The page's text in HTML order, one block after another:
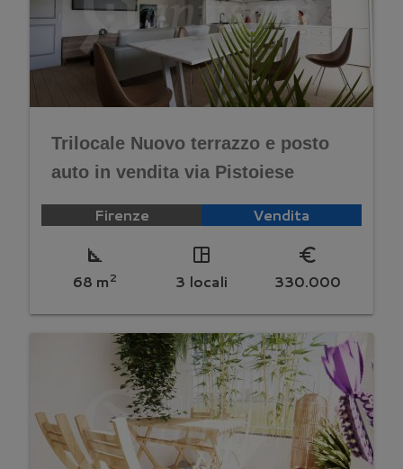
Trilocale Nuovo terrazzo e posto
auto in vendita via Pistoiese
Firenze Vendita
square_foot
68 m2
space_dashboard
3 locali
euro_symbol
330.000